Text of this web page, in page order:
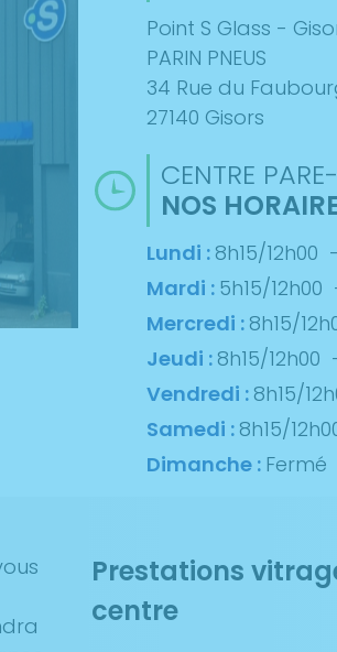
Point S Glass -
PARIN PNEUS
34 Rue du
27140 Gisors
CENTRE
NOS
Lundi : 8h15/12h00 -
Mardi : 5h15/12h00
Mercredi : 8h15/
Jeudi : 8h15/12h00
Vendredi : 8h15/
Samedi : 8h15/
Dimanche : Fermé
Prestations
centre